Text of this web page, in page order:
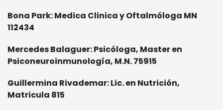
Bona Park: Medica Clinica y Oftalmóloga MN
112434
Mercedes Balaguer: Psicóloga, Master en
Psiconeuroinmunología, M.N. 75915
Guillermina Rivademar: Lic. en Nutrición,
Matricula 815